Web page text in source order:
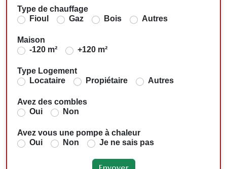
Type de chauffage
Fioul
Gaz Bois Autres
Maison
-120 m²
+120 m²
Type Logement
Locataire
Propiétaire Autres
Avez des combles
Oui
Non
Avez vous une pompe à chaleur
Oui
Non Je ne sais pas